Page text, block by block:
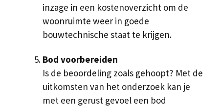
inzage in een kostenoverzicht om de
woonruimte weer in goede
bouwtechnische staat te krijgen.
Bod voorbereiden
Is de beoordeling zoals gehoopt? Met de
uitkomsten van het onderzoek kan je
met een gerust gevoel een bod